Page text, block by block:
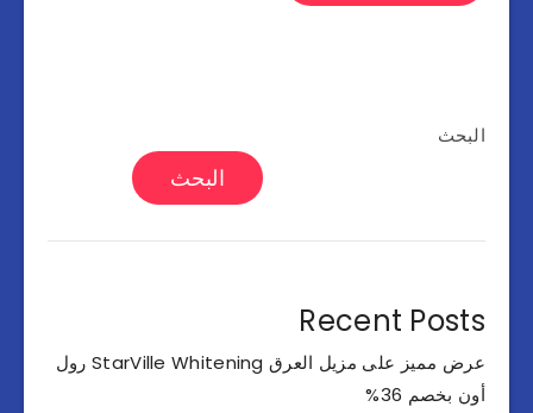
البحث
البحث
Recent Posts
عرض مميز على مزيل العرق StarVille Whitening رول
أون بخصم 36%